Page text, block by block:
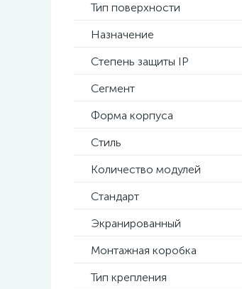
Тип поверхности
Назначение
Степень защиты IP
Сегмент
Форма корпуса
Стиль
Количество модулей
Стандарт
Экранированный
Монтажная коробка
Тип крепления